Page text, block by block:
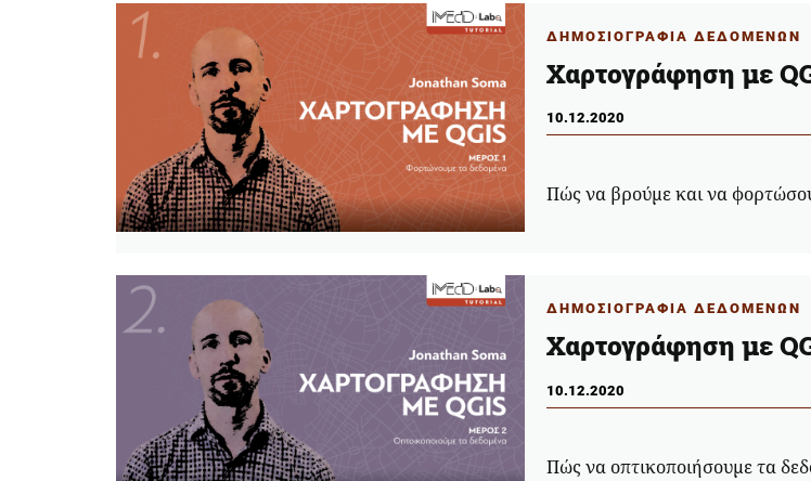
ΔΗΜΟΣΙΟΓΡΑΦΙΑ ΔΕΔΟΜΕΝΩΝ
Χαρτογράφηση με
10.12.2020
Πώς να βρούμε και να
ΔΗΜΟΣΙΟΓΡΑΦΙΑ ΔΕΔΟΜΕΝΩΝ
Χαρτογράφηση με
10.12.2020
Πώς να οπτικοποιήσουμε τα